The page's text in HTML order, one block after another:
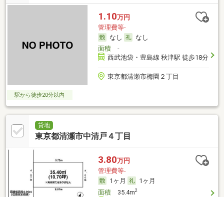
1.10万円
管理費等-
なし
なし
面積-
西武池袋・豊島線 秋津駅 徒歩18分
東京都清瀬市梅園２丁目
駅から徒歩20分以内
貸地
東京都清瀬市中清戸４丁目
3.80万円
管理費等-
1ヶ月
1ヶ月
面積35.4m2